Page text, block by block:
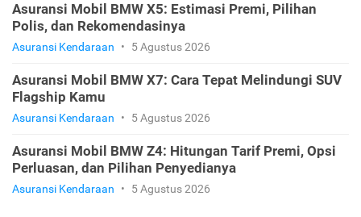
Asuransi Mobil BMW X5: Estimasi Premi, Pilihan
Polis, dan Rekomendasinya
Asuransi Kendaraan • 5 Agustus 2026
Asuransi Mobil BMW X7: Cara Tepat Melindungi SUV
Flagship Kamu
Asuransi Kendaraan • 5 Agustus 2026
Asuransi Mobil BMW Z4: Hitungan Tarif Premi, Opsi
Perluasan, dan Pilihan Penyedianya
Asuransi Kendaraan • 5 Agustus 2026